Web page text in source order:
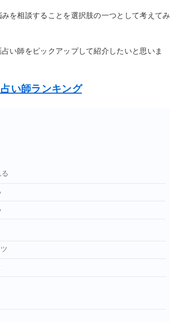
を相談することを選択肢の一つとして考えてみ
い師をピックアップして紹介したいと思いま
い師ランキング